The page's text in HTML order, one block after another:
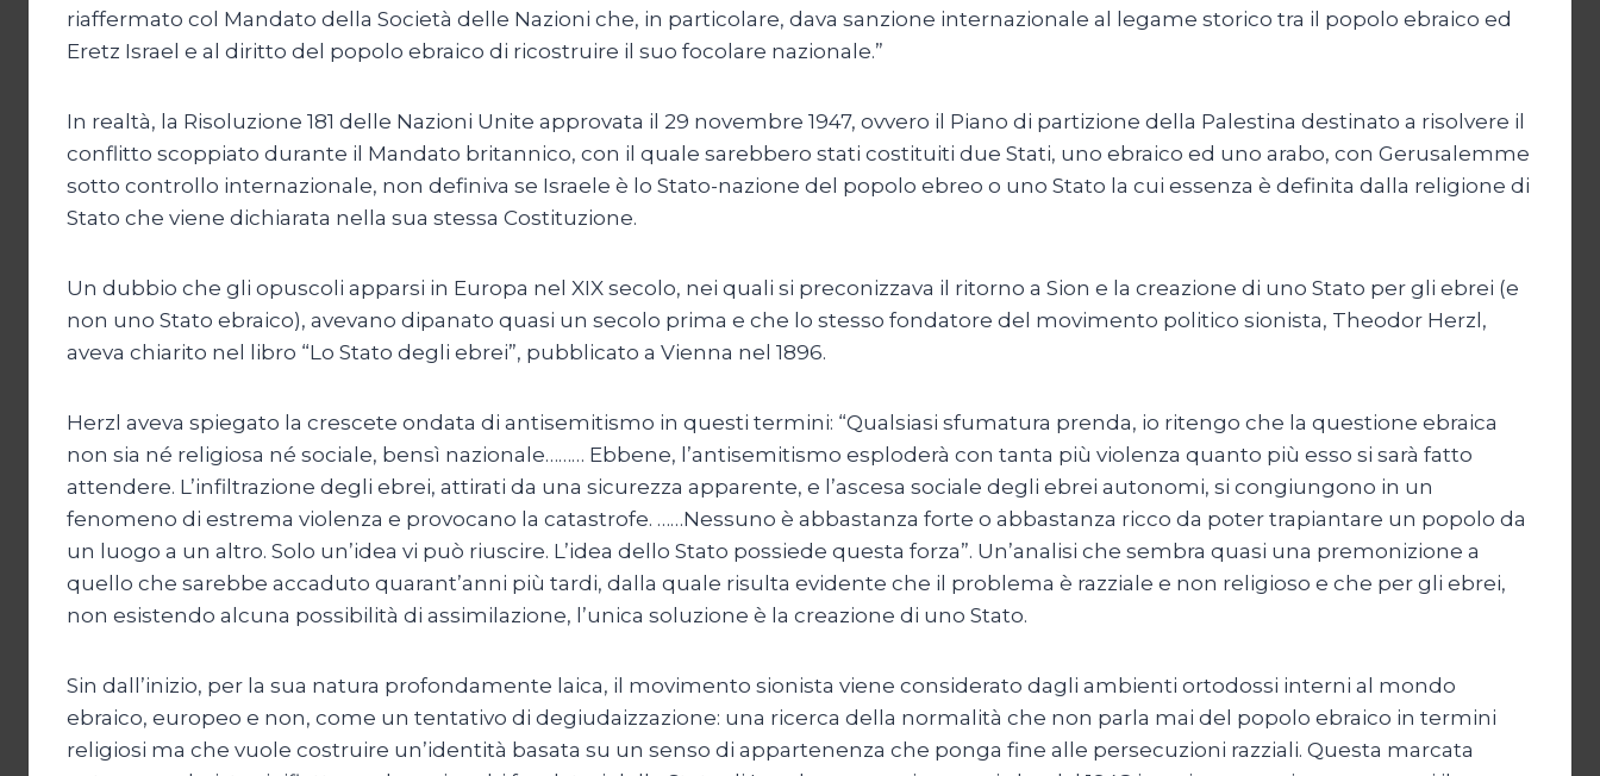
riaffermato col Mandato della Società delle Nazioni che, in particolare, dava sanzione internazionale al legame storico tra il popolo ebraico ed
Eretz Israel e al diritto del popolo ebraico di ricostruire il suo focolare nazionale.”
In realtà, la Risoluzione 181 delle Nazioni Unite approvata il 29 novembre 1947, ovvero il Piano di partizione della Palestina destinato a risolvere il
conflitto scoppiato durante il Mandato britannico, con il quale sarebbero stati costituiti due Stati, uno ebraico ed uno arabo, con Gerusalemme
sotto controllo internazionale, non definiva se Israele è lo Stato-nazione del popolo ebreo o uno Stato la cui essenza è definita dalla religione di
Stato che viene dichiarata nella sua stessa Costituzione.
Un dubbio che gli opuscoli apparsi in Europa nel XIX secolo, nei quali si preconizzava il ritorno a Sion e la creazione di uno Stato per gli ebrei (e
non uno Stato ebraico), avevano dipanato quasi un secolo prima e che lo stesso fondatore del movimento politico sionista, Theodor Herzl,
aveva chiarito nel libro “Lo Stato degli ebrei”, pubblicato a Vienna nel 1896.
Herzl aveva spiegato la crescete ondata di antisemitismo in questi termini: “Qualsiasi sfumatura prenda, io ritengo che la questione ebraica
non sia né religiosa né sociale, bensì nazionale……… Ebbene, l’antisemitismo esploderà con tanta più violenza quanto più esso si sarà fatto
attendere. L’infiltrazione degli ebrei, attirati da una sicurezza apparente, e l’ascesa sociale degli ebrei autonomi, si congiungono in un
fenomeno di estrema violenza e provocano la catastrofe. ……Nessuno è abbastanza forte o abbastanza ricco da poter trapiantare un popolo da
un luogo a un altro. Solo un’idea vi può riuscire. L’idea dello Stato possiede questa forza”. Un’analisi che sembra quasi una premonizione a
quello che sarebbe accaduto quarant’anni più tardi, dalla quale risulta evidente che il problema è razziale e non religioso e che per gli ebrei,
non esistendo alcuna possibilità di assimilazione, l’unica soluzione è la creazione di uno Stato.
Sin dall’inizio, per la sua natura profondamente laica, il movimento sionista viene considerato dagli ambienti ortodossi interni al mondo
ebraico, europeo e non, come un tentativo di degiudaizzazione: una ricerca della normalità che non parla mai del popolo ebraico in termini
religiosi ma che vuole costruire un’identità basata su un senso di appartenenza che ponga fine alle persecuzioni razziali. Questa marcata